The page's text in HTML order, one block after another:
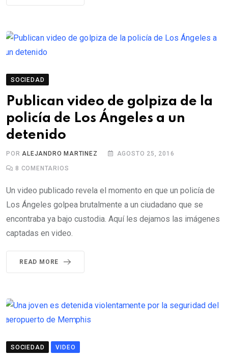
SOCIEDAD
Publican video de golpiza de la
policía de Los Ángeles a un
detenido
PORALEJANDRO MARTINEZ AGOSTO 25, 2016
8 COMENTARIOS
Un video publicado revela el momento en que un policía de
Los Ángeles golpea brutalmente a un ciudadano que se
encontraba ya bajo custodia. Aquí les dejamos las imágenes
captadas en video.
READ MORE
SOCIEDAD VIDEO